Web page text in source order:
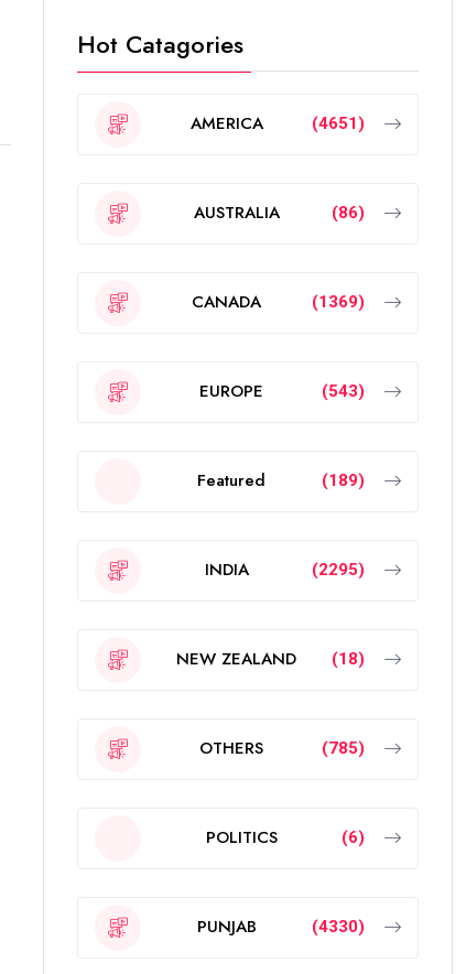
Hot Catagories
AMERICA (4651)
AUSTRALIA (86)
CANADA (1369)
EUROPE (543)
Featured (189)
INDIA (2295)
NEW ZEALAND (18)
OTHERS (785)
POLITICS (6)
PUNJAB (4330)